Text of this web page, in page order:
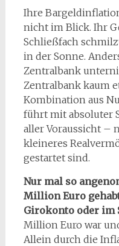
Ihre
nicht im Blick. Ihr
Schließfach
in der Sonne.
Zentralbank
Zentralbank kaum
Kombination aus
führt mit absoluter
aller Voraussicht –
kleineres
gestartet sind.
Nur mal so
Million Euro
Girokonto oder im
Million Euro war
Allein durch die